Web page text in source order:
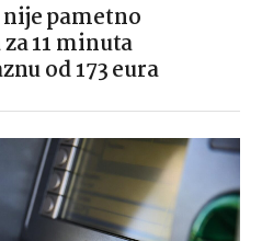
pametno
11 minuta
od 173 eura